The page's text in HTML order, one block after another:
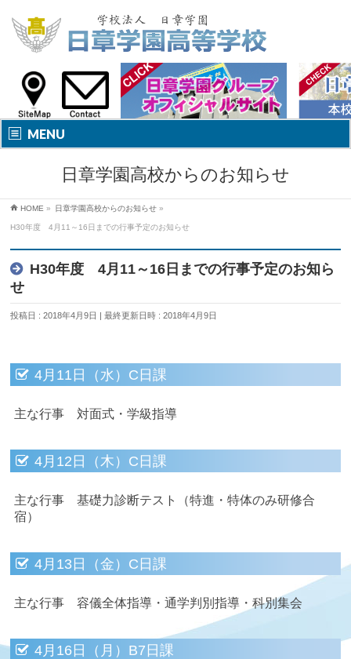
MENU
日章学園高校からのお知らせ
HOME » 日章学園高校からのお知らせ »
H30年度 4月11～16日までの行事予定のお知らせ
H30年度 4月11～16日までの行事予定のお知ら
せ
投稿日 : 2018年4月9日 最終更新日時 : 2018年4月9日
4月11日（水）C日課
主な行事 対面式・学級指導
4月12日（木）C日課
主な行事 基礎力診断テスト（特進・特体のみ研修合
宿）
4月13日（金）C日課
主な行事 容儀全体指導・通学判別指導・科別集会
4月16日（月）B7日課